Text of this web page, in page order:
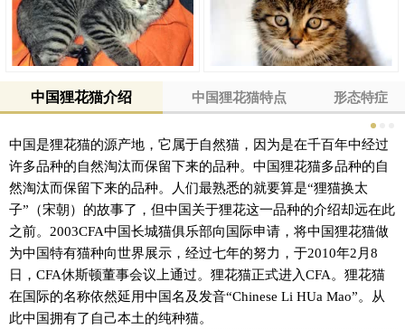
中国狸花猫介绍 中国狸花猫特点 形态特症
中国是狸花猫的源产地，它属于自然猫，因为是在千百年中经过
许多品种的自然淘汰而保留下来的品种。中国狸花猫多品种的自
然淘汰而保留下来的品种。人们最熟悉的就要算是“狸猫换太
子”（宋朝）的故事了，但中国关于狸花这一品种的介绍却远在此
之前。2003CFA中国长城猫俱乐部向国际申请，将中国狸花猫做
为中国特有猫种向世界展示，经过七年的努力，于2010年2月8
日，CFA休斯顿董事会议上通过。狸花猫正式进入CFA。狸花猫
在国际的名称依然延用中国名及发音“Chinese Li HUa Mao”。从
此中国拥有了自己本土的纯种猫。